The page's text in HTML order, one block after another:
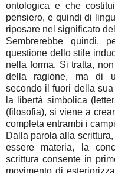
ontologica e che
pensiero, e quindi di
riposare nel significato
Sembrerebbe quindi,
questione dello stile
nella forma. Si tratta,
della ragione, ma di
secondo il fuori della
la libertà simbolica
(filosofia), si viene a
completa entrambi i
Dalla parola alla
essere materia, la
scrittura consente in